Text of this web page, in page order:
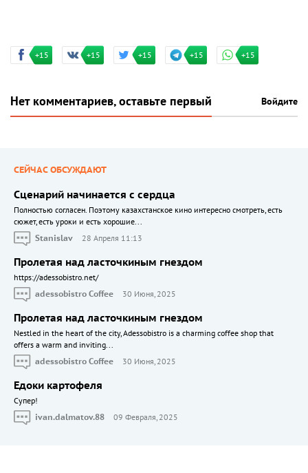
+15 +15 +15 +15 +15
Нет комментариев, оставьте первый Войдите
СЕЙЧАС ОБСУЖДАЮТ
Сценарий начинается с сердца
Полностью согласен. Поэтому казахстанское кино интересно смотреть, есть
сюжет, есть уроки и есть хорошие...
Stanislav
28 Апреля 11:13
Пролетая над ласточкиным гнездом
https://adessobistro.net/
adessobistro Coffee
30 Июня, 2025
Пролетая над ласточкиным гнездом
Nestled in the heart of the city, Adessobistro is a charming coffee shop that
offers a warm and inviting...
adessobistro Coffee
30 Июня, 2025
Едоки картофеля
Cупер!
ivan.dalmatov.88
09 Февраля, 2025